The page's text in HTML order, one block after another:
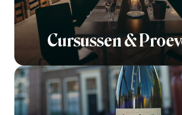
Cursussen &